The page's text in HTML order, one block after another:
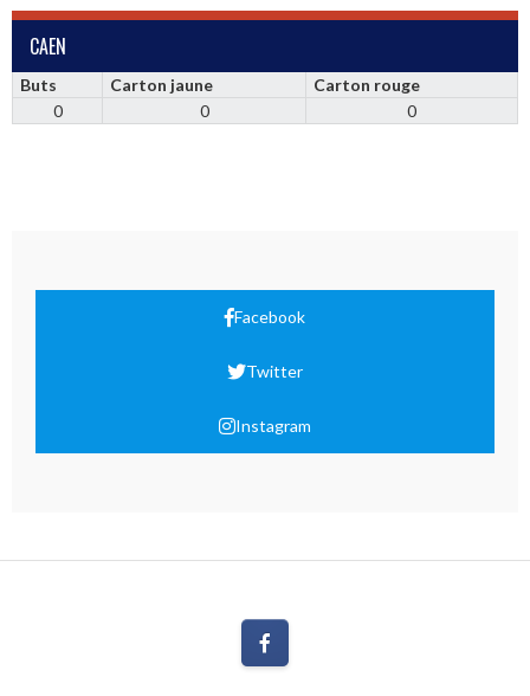
CAEN
Buts Carton jaune
Carton rouge
0
0 0
Facebook
Twitter
Instagram